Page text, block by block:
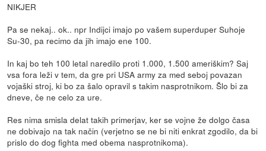
NIKJER
Pa se nekaj.. ok.. npr Indijci imajo po vašem superduper Suhoje
Su-30, pa recimo da jih imajo ene 100.
In kaj bo teh 100 letal naredilo proti 1.000, 1.500 ameriškim? Saj
vsa fora leži v tem, da gre pri USA army za med seboj povazan
vojaški stroj, ki bo za šalo opravil s takim nasprotnikom. Šlo bi za
dneve, če ne celo za ure.
Res nima smisla delat takih primerjav, ker se vojne že dolgo časa
ne dobivajo na tak način (verjetno se ne bi niti enkrat zgodilo, da bi
prislo do dog fighta med obema nasprotnikoma).